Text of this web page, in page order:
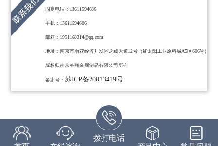
固定电话：13611594686
手机：13611594686
邮箱：1951168314@qq.com
地址：南京市雨花经济开发区龙藏大道12号（红太阳工业原料城A5区606号）
版权归南京春翔金属制品有限公司所有
备案号： 苏ICP备20013419号
拨打电话